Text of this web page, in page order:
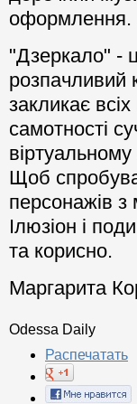
оформлення.
"Дзеркало" -
розпачливий
закликає
самотності
віртуальному
Щоб
персонажів з
Ілюзіон і
та корисно.
Маргарита
Odessa Daily
Распечатать